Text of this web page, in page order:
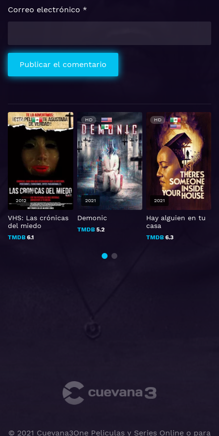
Correo electrónico *
VHS: Las crónicas
del miedo
TMDB 6.1
HD
2012
Demonic
TMDB5.2
HD
2021
Hay alguien en tu
casa
TMDB6.3
HD
2021
© 2021 Cuevana3One Peliculas y Series Online o para